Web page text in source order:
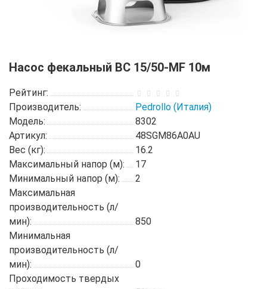
Насос фекальный BC 15/50-MF 10м
Рейтинг:
Производитель:
Pedrollo (Италия)
Модель:
8302
Артикул:
48SGM86A0AU
Вес (кг):
16.2
Максимальный напор (м):
17
Минимальный напор (м):
2
Максимальная
производительность (л/
мин):
850
Минимальная
производительность (л/
мин):
0
Проходимость твердых